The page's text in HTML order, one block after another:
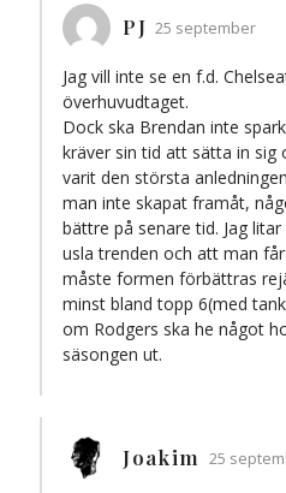
PJ 25 september
Jag vill inte se en f.d.
överhuvudtaget.
Dock ska Brendan inte
kräver sin tid att sätta in sig
varit den största
man inte skapat framåt,
bättre på senare tid. Jag
usla trenden och att man
måste formen förbättras
minst bland topp 6(med
om Rodgers ska he något
säsongen ut.
Joakim 25